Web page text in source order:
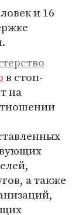
и 16
в стоп-
на
а также